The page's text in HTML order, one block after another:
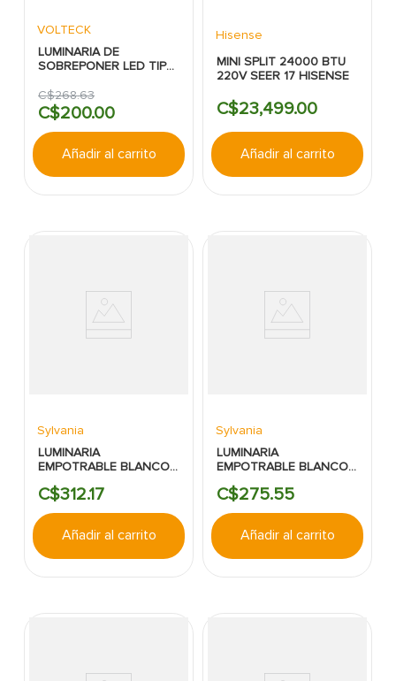
VOLTECK
LUMINARIA DE
SOBREPONER LED TIPO
6500K REDONDA
BLANCO VOLTECK
C$268.63
C$200.00
Añadir al carrito
Hisense
MINI SPLIT 24000 BTU
220V SEER 17 HISENSE
C$23,499.00
Añadir al carrito
Sylvania
LUMINARIA
EMPOTRABLE BLANCO
240V REDONDO
1260LM
C$312.17
Añadir al carrito
Sylvania
LUMINARIA
EMPOTRABLE BLANCO
240V REDONDO
840LM
C$275.55
Añadir al carrito